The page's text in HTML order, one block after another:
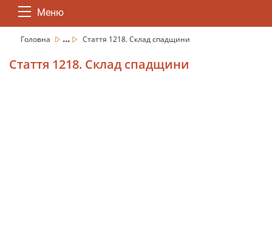
Меню
Головна ... Стаття 1218. Склад спадщини
Стаття 1218. Склад спадщини